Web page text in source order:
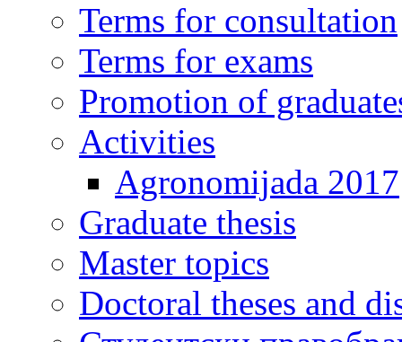
Terms for consultation
Terms for exams
Promotion of
Activities
Agronomijada 2017
Graduate thesis
Master topics
Doctoral theses and